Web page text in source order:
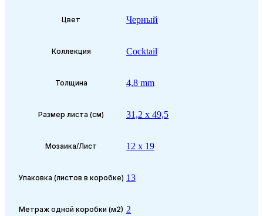
Цвет Черный
Коллекция Cocktail
Толщина 4,8 mm
Размер листа (см) 31,2 x 49,5
Мозаика/Лист 12 x 19
Упаковка (листов в коробке) 13
Метраж одной коробки (м2) 2